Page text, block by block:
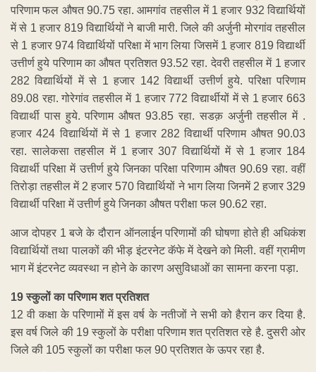
परिणाम फल औषत 90.75 रहा. आमगांव तहसील में 1 हजार 932 विद्यार्थियों
में से 1 हजार 819 विद्यार्थियों ने बाजी मारी. जिले की अर्जुनी मोरगांव तहसील
से 1 हजार 974 विद्यार्थियों परिक्षा में भाग लिया जिसमें 1 हजार 819 विद्यार्थी
उत्तीर्ण हुये परिणाम का औषत प्रतिशत 93.52 रहा. देवरी तहसील में 1 हजार
282 विद्यार्थियों में से 1 हजार 142 विद्यार्थी उत्तीर्ण हुये. परिक्षा परिणाम
89.08 रहा. गोरेगांव तहसील में 1 हजार 772 विद्यार्थीयों में से 1 हजार 663
विद्यार्थी पास हुये. परिणाम औषत 93.85 रहा. सडक़ अर्जुनी तहसील में .
हजार 424 विद्यार्थियों में से 1 हजार 282 विद्यार्थी परिणाम औषत 90.03
रहा. सालेकसा तहसील में 1 हजार 307 विद्यार्थियों में से 1 हजार 184
विद्यार्थी परिक्षा में उत्तीर्ण हुये जिनका परिक्षा परिणाम औषत 90.69 रहा. वहीं
तिरोड़ा तहसील में 2 हजार 570 विद्यार्थियों ने भाग लिया जिनमें 2 हजार 329
विद्यार्थी परिक्षा में उत्तीर्ण हुये जिनका औषत परीक्षा फल 90.62 रहा.
आज दोपहर 1 बजे के दौरान ऑनलाईन परिणामों की घोषणा होते ही अधिकंश
विद्यार्थियों तथा पालकों की भीड़ इंटरनेट कॅफे में देखने को मिली. वहीं ग्रामीण
भाग में इंटरनेट व्यवस्था न होने के कारण असुविधाओं का सामना करना पड़ा.
19 स्कुलों का परिणाम शत प्रतिशत
12 वी कक्षा के परिणामों में इस वर्ष के नतीजों ने सभी को हैरान कर दिया है.
इस वर्ष जिले की 19 स्कुलों के परीक्षा परिणाम शत प्रतिशत रहे है. दुसरी ओर
जिले की 105 स्कुलों का परीक्षा फल 90 प्रतिशत के ऊपर रहा है.